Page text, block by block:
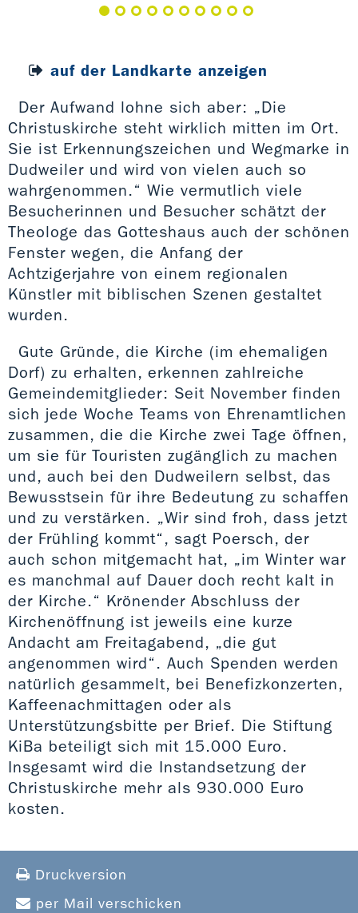
auf der Landkarte anzeigen
Der Aufwand lohne sich aber: „Die
Christuskirche steht wirklich mitten im Ort.
Sie ist Erkennungszeichen und Wegmarke in
Dudweiler und wird von vielen auch so
wahrgenommen.“ Wie vermutlich viele
Besucherinnen und Besucher schätzt der
Theologe das Gotteshaus auch der schönen
Fenster wegen, die Anfang der
Achtzigerjahre von einem regionalen
Künstler mit biblischen Szenen gestaltet
wurden.
Gute Gründe, die Kirche (im ehemaligen
Dorf) zu erhalten, erkennen zahlreiche
Gemeindemitglieder: Seit November finden
sich jede Woche Teams von Ehrenamtlichen
zusammen, die die Kirche zwei Tage öffnen,
um sie für Touristen zugänglich zu machen
und, auch bei den Dudweilern selbst, das
Bewusstsein für ihre Bedeutung zu schaffen
und zu verstärken. „Wir sind froh, dass jetzt
der Frühling kommt“, sagt Poersch, der
auch schon mitgemacht hat, „im Winter war
es manchmal auf Dauer doch recht kalt in
der Kirche.“ Krönender Abschluss der
Kirchenöffnung ist jeweils eine kurze
Andacht am Freitagabend, „die gut
angenommen wird“. Auch Spenden werden
natürlich gesammelt, bei Benefizkonzerten,
Kaffeenachmittagen oder als
Unterstützungsbitte per Brief. Die Stiftung
KiBa beteiligt sich mit 15.000 Euro.
Insgesamt wird die Instandsetzung der
Christuskirche mehr als 930.000 Euro
kosten.
Druckversion
per Mail verschicken